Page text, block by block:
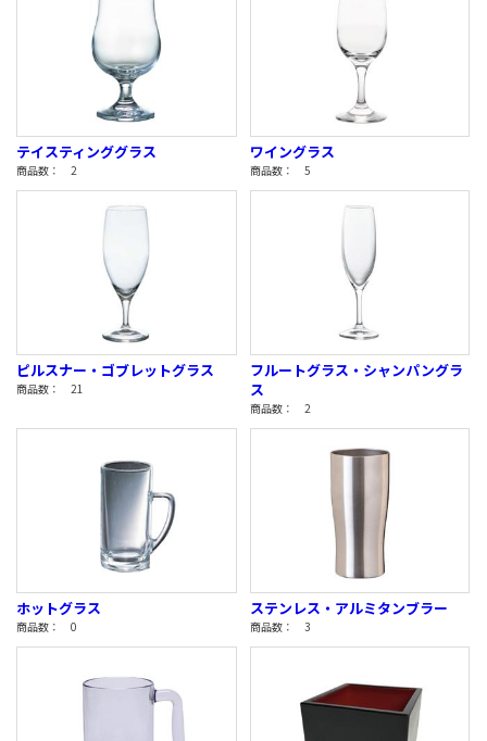
テイスティンググラス
商品数： 2
ワイングラス
商品数： 5
ピルスナー・ゴブレットグラス
商品数： 21
フルートグラス・シャンパングラ
ス
商品数： 2
ホットグラス
商品数： 0
ステンレス・アルミタンブラー
商品数： 3